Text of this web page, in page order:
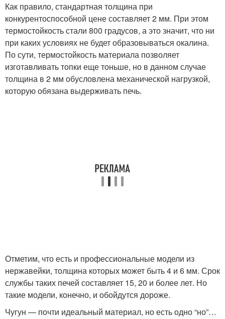
Как правило, стандартная толщина при
конкурентоспособной цене составляет 2 мм. При этом
термостойкость стали 800 градусов, а это значит, что ни
при каких условиях не будет образовываться окалина.
По сути, термостойкость материала позволяет
изготавливать топки еще тоньше, но в данном случае
толщина в 2 мм обусловлена механической нагрузкой,
которую обязана выдерживать печь.
Отметим, что есть и профессиональные модели из
нержавейки, толщина которых может быть 4 и 6 мм. Срок
службы таких печей составляет 15, 20 и более лет. Но
такие модели, конечно, и обойдутся дороже.
Чугун — почти идеальный материал, но есть одно “но”…